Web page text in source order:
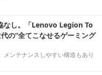
なし。「Lenovo Legion To
の“全てこなせるゲーミング
ンテナンスしやすい構造もあり